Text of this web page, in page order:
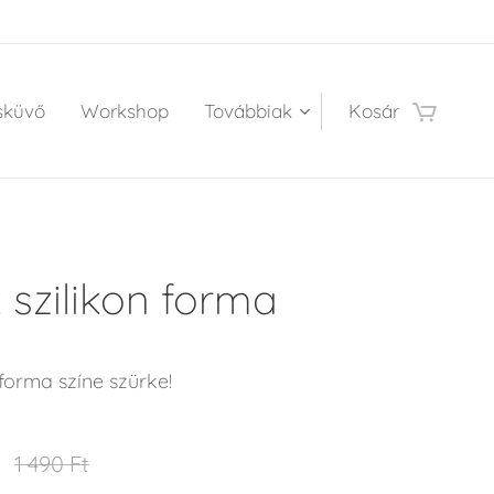
Workshop Továbbiak Kosár
szilikon forma
színe szürke!
1 490Ft